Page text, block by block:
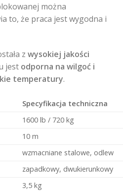
można
to, że praca jest wygodna i
z wysokiej jakości
jest odporna na wilgoć i
temperatury.
Specyfikacja techniczna
1600 lb / 720 kg
10 m
wzmacniane stalowe, odlew
zapadkowy, dwukierunkowy
3,5 kg